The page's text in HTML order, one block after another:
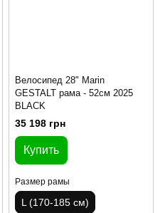
Велосипед 28" Marin
GESTALT рама - 52см 2025
BLACK
35 198 грн
Купить
Размер рамы
L (170-185 см)